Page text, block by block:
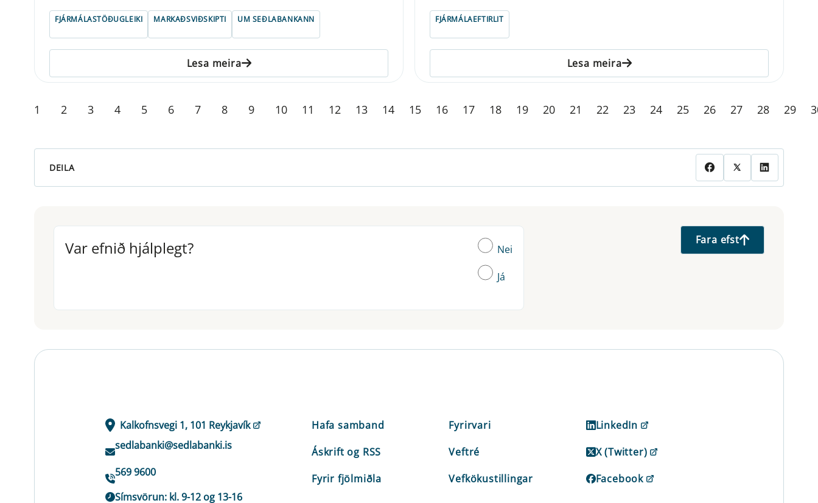
FJÁRMÁLASTÖÐUGLEIKI MARKAÐSVIÐSKIPTI UM SEÐLABANKANN
Lesa meira
FJÁRMÁLAEFTIRLIT
Lesa meira
1 2 3 4 5 6 7 8 9 10 11 12 13 14 15 16 17 18 19 20 21 22 23 24 25 26 27 28 29
DEILA
Var efnið hjálplegt?
Var efnið hjálplegt? Nei
Já
Fara efst
Kalkofnsvegi 1, 101 Reykjavík
sedlabanki@sedlabanki.is
569 9600
Símsvörun: kl. 9-12 og 13-16
Hafa samband
Áskrift og RSS
Fyrir fjölmiðla
Fyrirvari
Veftré
Vefkökustillingar
LinkedIn
X (Twitter)
Facebook